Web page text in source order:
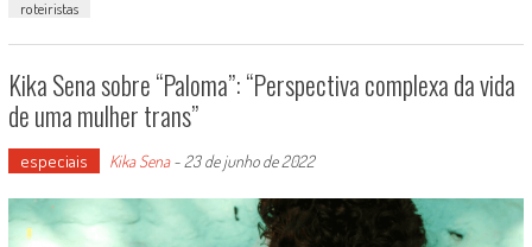
roteiristas
Kika Sena sobre “Paloma”: “Perspectiva complexa da vida
de uma mulher trans”
especiais Kika Sena- 23 de junho de 2022